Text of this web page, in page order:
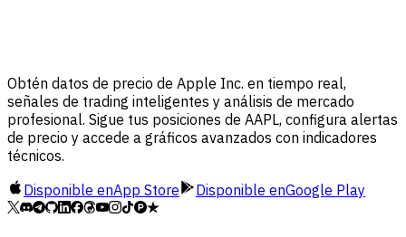
Obtén datos de precio de Apple Inc. en tiempo real,
señales de trading inteligentes y análisis de mercado
profesional. Sigue tus posiciones de AAPL, configura alertas
de precio y accede a gráficos avanzados con indicadores
técnicos.
Disponible enApp Store Disponible enGoogle Play